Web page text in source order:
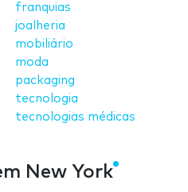
franquias
joalheria
mobiliário
moda
packaging
tecnologia
tecnologias médicas
New York